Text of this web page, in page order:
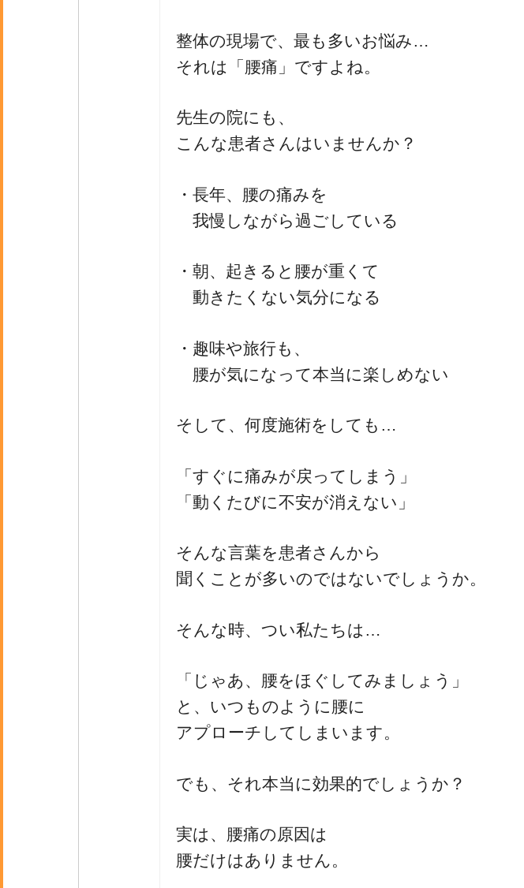
無料映像＆ご案内ページ
整体の現場で、最も多いお悩み…
それは「腰痛」ですよね。
先生の院にも、
こんな患者さんはいませんか？
・長年、腰の痛みを
我慢しながら過ごしている
・朝、起きると腰が重くて
動きたくない気分になる
・趣味や旅行も、
腰が気になって本当に楽しめない
そして、何度施術をしても…
「すぐに痛みが戻ってしまう」
「動くたびに不安が消えない」
そんな言葉を患者さんから
聞くことが多いのではないでしょうか。
そんな時、つい私たちは…
「じゃあ、腰をほぐしてみましょう」
と、いつものように腰に
アプローチしてしまいます。
でも、それ本当に効果的でしょうか？
実は、腰痛の原因は
腰だけはありません。